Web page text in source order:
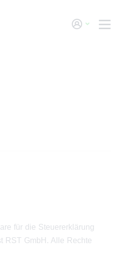
für die Steuererklärung
RST GmbH. Alle Rechte